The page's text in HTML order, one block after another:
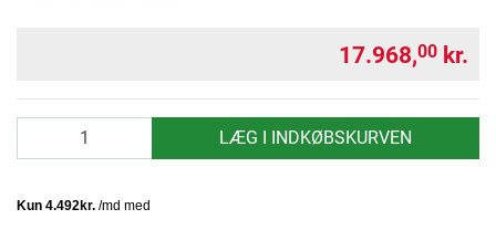
17.968,00 kr.
LÆG I INDKØBSKURVEN